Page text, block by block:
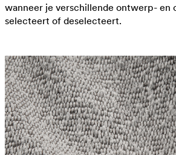
wanneer je verschillende ontwerp- en
selecteert of deselecteert.